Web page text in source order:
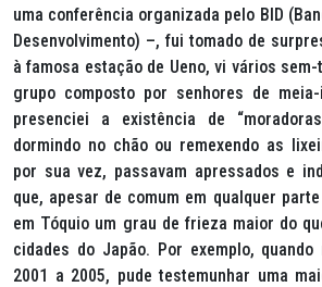
uma conferência organizada pelo BID
Desenvolvimento) –, fui tomado de
à famosa estação de Ueno, vi vários
grupo composto por senhores de
presenciei a existência de
dormindo no chão ou remexendo as
por sua vez, passavam apressados e
que, apesar de comum em qualquer
em Tóquio um grau de frieza maior do
cidades do Japão. Por exemplo,
2001 a 2005, pude testemunhar uma